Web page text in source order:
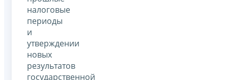
налоговые
периоды
и
утверждении
новых
результатов
государственной